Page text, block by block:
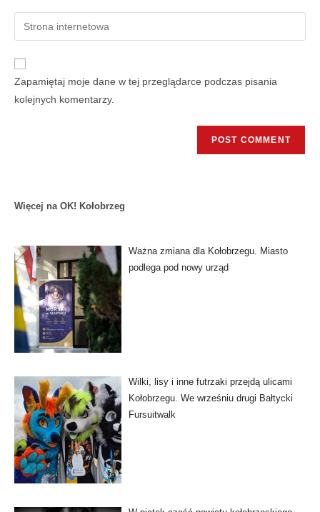
Zapamiętaj moje dane w tej przeglądarce podczas pisania
kolejnych komentarzy.
Więcej na OK! Kołobrzeg
Ważna zmiana dla Kołobrzegu. Miasto
podlega pod nowy urząd
Wilki, lisy i inne futrzaki przejdą ulicami
Kołobrzegu. We wrześniu drugi Bałtycki
Fursuitwalk